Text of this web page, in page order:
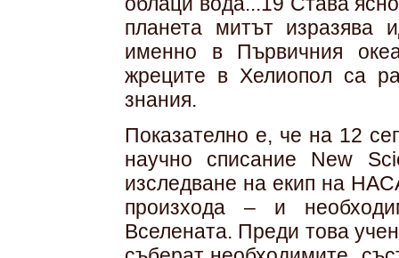
планета митът изразява
именно в Първичния
жреците в Хелиопол са
знания.
Показателно е, че на 12
научно списание New
изследване на екип на
произхода – и
Вселената. Преди това